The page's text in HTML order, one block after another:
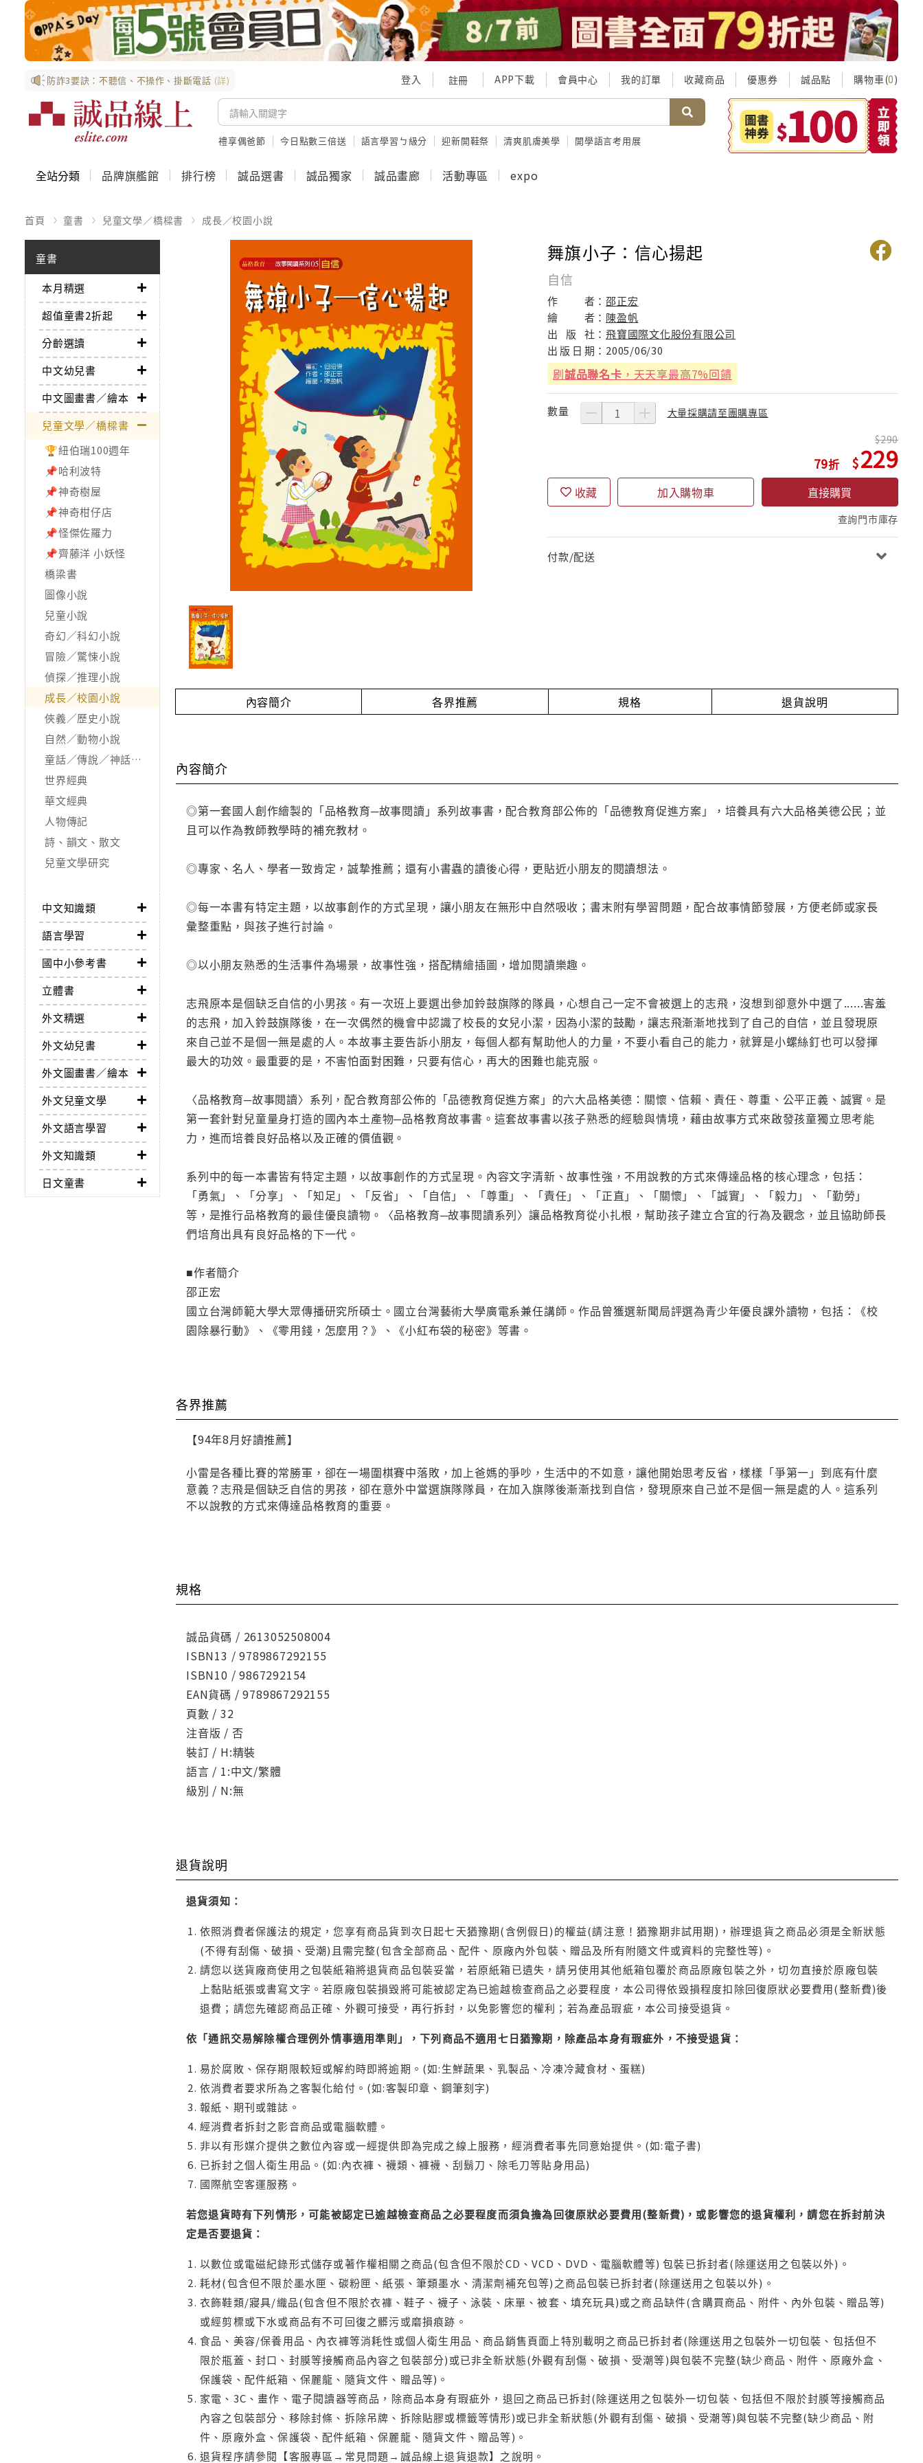
防詐3要訣：不聽信、不操作、掛斷電話 (詳) 登入 註冊 APP下載 會員中心 我的訂單 收藏商品 優惠券 誠品點 購物車(0)
禮享偶爸節 今日點數三倍送 語言學習ㄅ級分 迎新開鞋祭 清爽肌膚美學 開學語言考用展
全站分類 品牌旗艦館 排行榜 誠品選書 誠品獨家 誠品畫廊 活動專區 expo
首頁 童書 兒童文學／橋樑書 成長／校園小說
童書
本月精選
超值童書2折起
分齡選讀
中文幼兒書
中文圖畫書／繪本
兒童文學／橋樑書
🏆紐伯瑞100週年
📌哈利波特
📌神奇樹屋
📌神奇柑仔店
📌怪傑佐羅力
📌齊藤洋 小妖怪
橋梁書
圖像小說
兒童小說
奇幻／科幻小說
冒險／驚悚小說
偵探／推理小說
成長／校園小說
俠義／歷史小說
自然／動物小說
童話／傳說／神話／寓言
世界經典
華文經典
人物傳記
詩、韻文、散文
兒童文學研究
中文知識類
語言學習
國中小參考書
立體書
外文精選
外文幼兒書
外文圖畫書／繪本
外文兒童文學
外文語言學習
外文知識類
日文童書
舞旗小子：信心揚起
自信
作 者：邵正宏
繪
者： 陳盈帆
出
版 社：飛寶國際文化股份有限公司
出 版 日 期： 2005/06/30
刷誠品聯名卡 ，天天享最高7%回饋
數量 大量採購請至團購專區
79
290
229
收藏 加入購物車 直接購買
查詢門市庫存
付款/配送
內容簡介 各界推薦 規格 退貨說明
內容簡介
◎第一套國人創作繪製的「品格教育─故事閱讀」系列故事書，配合教育部公佈的「品德教育促進方案」，培養具有六大品格美德公民；並
且可以作為教師教學時的補充教材。
◎專家、名人、學者一致肯定，誠摯推薦；還有小書蟲的讀後心得，更貼近小朋友的閱讀想法。
◎每一本書有特定主題，以故事創作的方式呈現，讓小朋友在無形中自然吸收；書末附有學習問題，配合故事情節發展，方便老師或家長
彙整重點，與孩子進行討論。
◎以小朋友熟悉的生活事件為場景，故事性強，搭配精繪插圖，增加閱讀樂趣。
志飛原本是個缺乏自信的小男孩。有一次班上要選出參加鈴鼓旗隊的隊員，心想自己一定不會被選上的志飛，沒想到卻意外中選了......害羞
的志飛，加入鈴鼓旗隊後，在一次偶然的機會中認識了校長的女兒小潔，因為小潔的鼓勵，讓志飛漸漸地找到了自己的自信，並且發現原
來自己並不是個一無是處的人。本故事主要告訴小朋友，每個人都有幫助他人的力量，不要小看自己的能力，就算是小螺絲釘也可以發揮
最大的功效。最重要的是，不害怕面對困難，只要有信心，再大的困難也能克服。
〈品格教育─故事閱讀〉系列，配合教育部公佈的「品德教育促進方案」的六大品格美德：關懷、信賴、責任、尊重、公平正義、誠實。是
第一套針對兒童量身打造的國內本土產物─品格教育故事書。這套故事書以孩子熟悉的經驗與情境，藉由故事方式來啟發孩童獨立思考能
力，進而培養良好品格以及正確的價值觀。
系列中的每一本書皆有特定主題，以故事創作的方式呈現。內容文字清新、故事性強，不用說教的方式來傳達品格的核心理念，包括：
「勇氣」、「分享」、「知足」、「反省」、「自信」、「尊重」、「責任」、「正直」、「關懷」、「誠實」、「毅力」、「勤勞」
等，是推行品格教育的最佳優良讀物。〈品格教育─故事閱讀系列〉讓品格教育從小扎根，幫助孩子建立合宜的行為及觀念，並且協助師長
們培育出具有良好品格的下一代。
■作者簡介
邵正宏
國立台灣師範大學大眾傳播研究所碩士。國立台灣藝術大學廣電系兼任講師。作品曾獲選新聞局評選為青少年優良課外讀物，包括：《校
園除暴行動》、《零用錢，怎麼用？》、《小紅布袋的秘密》等書。
各界推薦
【94年8月好讀推薦】
小雷是各種比賽的常勝軍，卻在一場圍棋賽中落敗，加上爸媽的爭吵，生活中的不如意，讓他開始思考反省，樣樣「爭第一」到底有什麼
意義？志飛是個缺乏自信的男孩，卻在意外中當選旗隊隊員，在加入旗隊後漸漸找到自信，發現原來自己並不是個一無是處的人。這系列
不以說教的方式來傳達品格教育的重要。
規格
誠品貨碼 / 2613052508004
ISBN13 / 9789867292155
ISBN10 / 9867292154
EAN貨碼 / 9789867292155
頁數 / 32
注音版 / 否
裝訂 / H:精裝
語言 / 1:中文/繁體
級別 / N:無
退貨說明
退貨須知：
依照消費者保護法的規定，您享有商品貨到次日起七天猶豫期(含例假日)的權益(請注意！猶豫期非試用期)，辦理退貨之商品必須是全新狀態
(不得有刮傷、破損、受潮)且需完整(包含全部商品、配件、原廠內外包裝、贈品及所有附隨文件或資料的完整性等)。
請您以送貨廠商使用之包裝紙箱將退貨商品包裝妥當，若原紙箱已遺失，請另使用其他紙箱包覆於商品原廠包裝之外，切勿直接於原廠包裝
上黏貼紙張或書寫文字。若原廠包裝損毀將可能被認定為已逾越檢查商品之必要程度，本公司得依毀損程度扣除回復原狀必要費用(整新費)後
退費；請您先確認商品正確、外觀可接受，再行拆封，以免影響您的權利；若為產品瑕疵，本公司接受退貨。
依「通訊交易解除權合理例外情事適用準則」，下列商品不適用七日猶豫期，除產品本身有瑕疵外，不接受退貨：
易於腐敗、保存期限較短或解約時即將逾期。(如:生鮮蔬果、乳製品、冷凍冷藏食材、蛋糕)
依消費者要求所為之客製化給付。(如:客製印章、鋼筆刻字)
報紙、期刊或雜誌。
經消費者拆封之影音商品或電腦軟體。
非以有形媒介提供之數位內容或一經提供即為完成之線上服務，經消費者事先同意始提供。(如:電子書)
已拆封之個人衛生用品。(如:內衣褲、襪類、褲襪、刮鬍刀、除毛刀等貼身用品)
國際航空客運服務。
若您退貨時有下列情形，可能被認定已逾越檢查商品之必要程度而須負擔為回復原狀必要費用(整新費)，或影響您的退貨權利，請您在拆封前決
定是否要退貨：
以數位或電磁紀錄形式儲存或著作權相關之商品(包含但不限於CD、VCD、DVD、電腦軟體等) 包裝已拆封者(除運送用之包裝以外)。
耗材(包含但不限於墨水匣、碳粉匣、紙張、筆類墨水、清潔劑補充包等)之商品包裝已拆封者(除運送用之包裝以外)。
衣飾鞋類/寢具/織品(包含但不限於衣褲、鞋子、襪子、泳裝、床單、被套、填充玩具)或之商品缺件(含購買商品、附件、內外包裝、贈品等)
或經剪標或下水或商品有不可回復之髒污或磨損痕跡。
食品、美容/保養用品、內衣褲等消耗性或個人衛生用品、商品銷售頁面上特別載明之商品已拆封者(除運送用之包裝外一切包裝、包括但不
限於瓶蓋、封口、封膜等接觸商品內容之包裝部分)或已非全新狀態(外觀有刮傷、破損、受潮等)與包裝不完整(缺少商品、附件、原廠外盒、
保護袋、配件紙箱、保麗龍、隨貨文件、贈品等)。
家電、3C、畫作、電子閱讀器等商品，除商品本身有瑕疵外，退回之商品已拆封(除運送用之包裝外一切包裝、包括但不限於封膜等接觸商品
內容之包裝部分、移除封條、拆除吊牌、拆除貼膠或標籤等情形)或已非全新狀態(外觀有刮傷、破損、受潮等)與包裝不完整(缺少商品、附
件、原廠外盒、保護袋、配件紙箱、保麗龍、隨貨文件、贈品等)。
退貨程序請參閱【客服專區→常見問題→誠品線上退貨退款】之說明。